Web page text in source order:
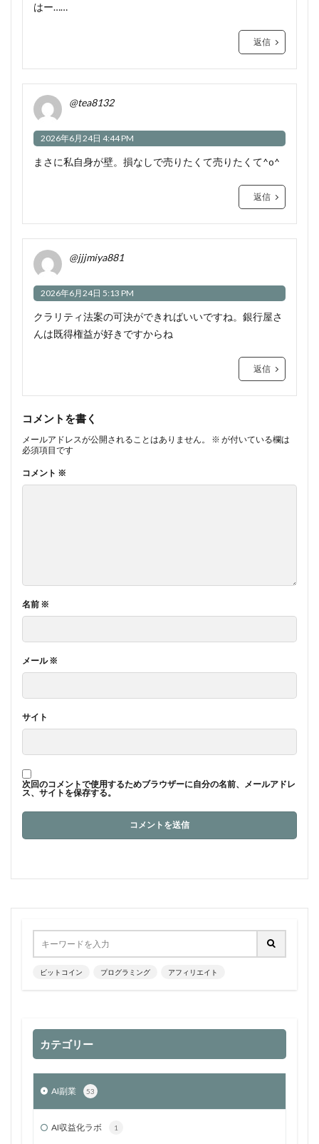
はー……
返信
@tea8132
2026年6月24日 4:44 PM
まさに私自身が壁。損なしで売りたくて売りたくて^o^
返信
@jjjmiya881
2026年6月24日 5:13 PM
クラリティ法案の可決ができればいいですね。銀行屋さ
んは既得権益が好きですからね
返信
コメントを書く
メールアドレスが公開されることはありません。 ※ が付いている欄は
必須項目です
コメント ※
名前 ※
メール※
サイト
次回のコメントで使用するためブラウザーに自分の名前、メールアドレ
ス、サイトを保存する。
ビットコイン プログラミング アフィリエイト
カテゴリー
AI副業 53
AI収益化ラボ 1